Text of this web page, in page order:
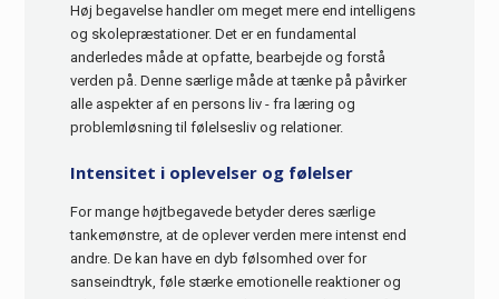
Høj begavelse handler om meget mere end intelligens
og skolepræstationer. Det er en fundamental
anderledes måde at opfatte, bearbejde og forstå
verden på. Denne særlige måde at tænke på påvirker
alle aspekter af en persons liv - fra læring og
problemløsning til følelsesliv og relationer.
Intensitet i oplevelser og følelser
For mange højtbegavede betyder deres særlige
tankemønstre, at de oplever verden mere intenst end
andre. De kan have en dyb følsomhed over for
sanseindtryk, føle stærke emotionelle reaktioner og